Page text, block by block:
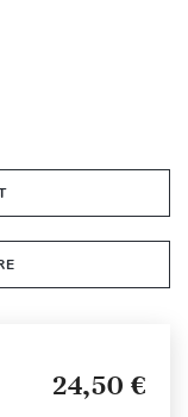
24,50 €